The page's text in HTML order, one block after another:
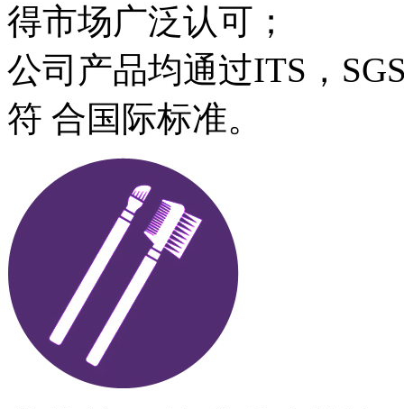
得市场广泛认可；
公司产品均通过ITS，
符 合国际标准。